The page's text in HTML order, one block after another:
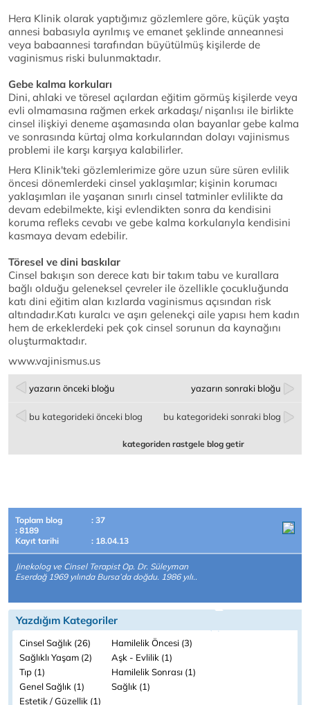
Hera Klinik olarak yaptığımız gözlemlere göre, küçük yaşta
annesi babasıyla ayrılmış ve emanet şeklinde anneannesi
veya babaannesi tarafından büyütülmüş kişilerde de
vaginismus riski bulunmaktadır.
Gebe kalma korkuları
Dini, ahlaki ve töresel açılardan eğitim görmüş kişilerde veya
evli olmamasına rağmen erkek arkadaşı/ nişanlısı ile birlikte
cinsel ilişkiyi deneme aşamasında olan bayanlar gebe kalma
ve sonrasında kürtaj olma korkularından dolayı vajinismus
problemi ile karşı karşıya kalabilirler.
Hera Klinik'teki gözlemlerimize göre uzun süre süren evlilik
öncesi dönemlerdeki cinsel yaklaşımlar; kişinin korumacı
yaklaşımları ile yaşanan sınırlı cinsel tatminler evlilikte da
devam edebilmekte, kişi evlendikten sonra da kendisini
koruma refleks cevabı ve gebe kalma korkularıyla kendisini
kasmaya devam edebilir.
Töresel ve dini baskılar
Cinsel bakışın son derece katı bir takım tabu ve kurallara
bağlı olduğu geleneksel çevreler ile özellikle çocukluğunda
katı dini eğitim alan kızlarda vaginismus açısından risk
altındadır.Katı kuralcı ve aşırı gelenekçi aile yapısı hem kadın
hem de erkeklerdeki pek çok cinsel sorunun da kaynağını
oluşturmaktadır.
www.vajinismus.us
yazarın önceki bloğu yazarın sonraki bloğu
bu kategorideki önceki blog bu kategorideki sonraki blog
kategoriden rastgele blog getir
Toplam blog
: 37
: 8189
Kayıt tarihi
: 18.04.13
Jinekolog ve Cinsel Terapist Op. Dr. Süleyman
Eserdağ 1969 yılında Bursa’da doğdu. 1986 yılı..
Yazdığım Kategoriler
Cinsel Sağlık (26)
Hamilelik Öncesi (3)
Sağlıklı Yaşam (2)
Aşk - Evlilik (1)
Tıp (1)
Hamilelik Sonrası (1)
Genel Sağlık (1)
Sağlık (1)
Estetik / Güzellik (1)